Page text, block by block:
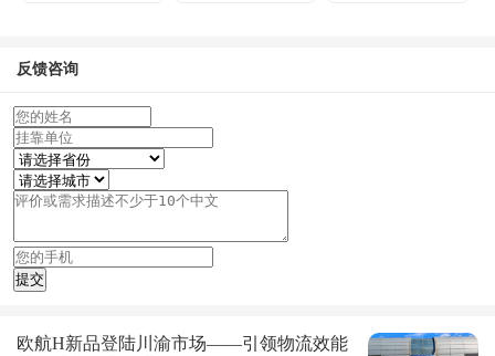
反馈咨询
欧航H新品登陆川渝市场——引领物流效能